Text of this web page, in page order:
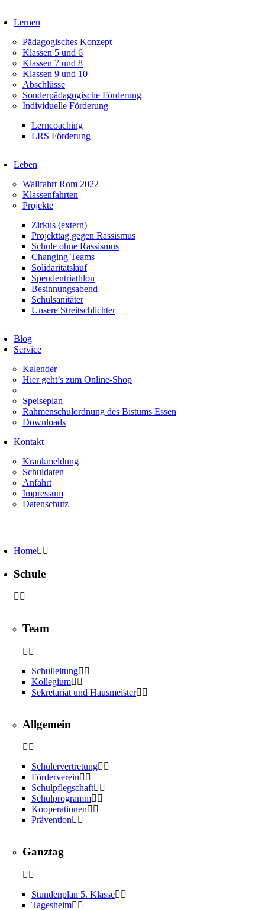
Lernen
Pädagogisches Konzept
Klassen 5 und 6
Klassen 7 und 8
Klassen 9 und 10
Abschlüsse
Sonderpädagogische Förderung
Individuelle Förderung
Lerncoaching
LRS Förderung
Leben
Wallfahrt Rom 2022
Klassenfahrten
Projekte
Zirkus (extern)
Projekttag gegen Rassismus
Schule ohne Rassismus
Changing Teams
Solidaritätslauf
Spendentriathlon
Besinnungsabend
Schulsanitäter
Unsere Streitschlichter
Blog
Service
Kalender
Hier geht’s zum Online-Shop
Speiseplan
Rahmenschulordnung des Bistums Essen
Downloads
Kontakt
Krankmeldung
Schuldaten
Anfahrt
Impressum
Datenschutz
Home
Schule
Team
Schulleitung
Kollegium
Sekretariat und Hausmeister
Allgemein
Schülervertretung
Förderverein
Schulpflegschaft
Schulprogramm
Kooperationen
Prävention
Ganztag
Stundenplan 5. Klasse
Tagesheim